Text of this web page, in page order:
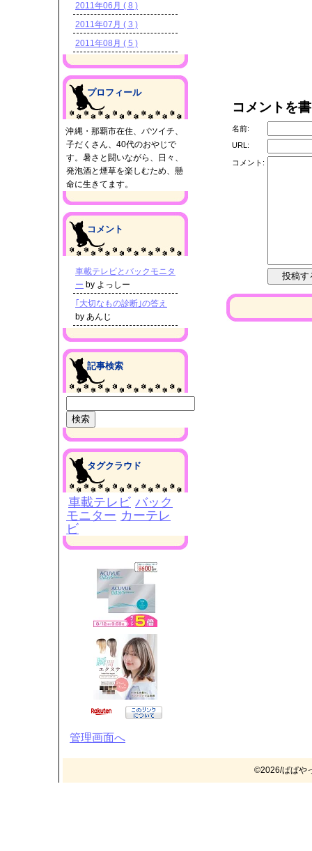
コメントを
名前:
URL:
コメント:
2011年06月 ( 8 )
2011年07月 ( 3 )
2011年08月 ( 5 )
プロフィール
沖縄・那覇市在住、バツイチ、
子だくさん、40代のおやじで
す。暑さと闘いながら、日々、
発泡酒と煙草を楽しむため、懸
命に生きてます。
コメント
車載テレビとバックモニタ
ー by よっしー
｢大切なもの診断｣の答え
by あんじ
記事検索
タグクラウド
車載テレビ バック
モニター カーテレ
ビ
管理画面へ
©2026/ぱぱや